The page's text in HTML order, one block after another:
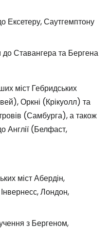
Ексетеру, Саутгемптону
до Ставангера та Бергена
міст Гебридських
Оркні (Крікуолл) та
(Самбурга), а також
Англії (Белфаст,
міст Абердін,
Лондон,
з Бергеном,